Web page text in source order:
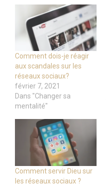
Comment dois-je réagir
aux scandales sur les
réseaux sociaux?
février 7, 2021
Dans "Changer sa
mentalité"
Comment servir Dieu sur
les réseaux sociaux ?